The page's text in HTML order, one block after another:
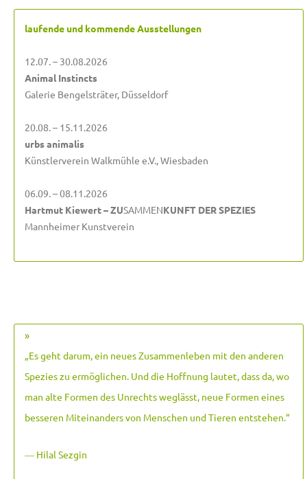
laufende und kommende Ausstellungen
12.07. – 30.08.2026
Animal Instincts
Galerie Bengelsträter, Düsseldorf
20.08. – 15.11.2026
urbs animalis
Künstlerverein Walkmühle e.V., Wiesbaden
06.09. – 08.11.2026
Hartmut Kiewert – ZUSAMMENKUNFT DER SPEZIES
Mannheimer Kunstverein
»
„Es geht darum, ein neues Zusammenleben mit den anderen
Spezies zu ermöglichen. Und die Hoffnung lautet, dass da, wo
man alte Formen des Unrechts weglässt, neue Formen eines
besseren Miteinanders von Menschen und Tieren entstehen.“
― Hilal Sezgin